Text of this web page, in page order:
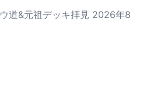
道&元祖デッキ拝見 2026年8